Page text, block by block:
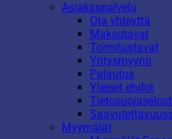
Asiakaspalvelu
Ota yhteyttä
Maksutavat
Toimitustavat
Yritysmyynti
Palautus
Yleiset ehdot
Myymälät